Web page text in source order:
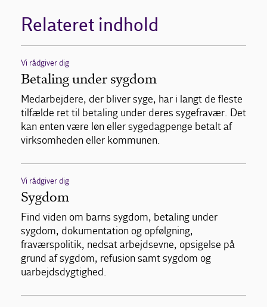
Relateret indhold
Vi rådgiver dig
Betaling under sygdom
Medarbejdere, der bliver syge, har i langt de fleste
tilfælde ret til betaling under deres sygefravær. Det
kan enten være løn eller sygedagpenge betalt af
virksomheden eller kommunen.
Vi rådgiver dig
Sygdom
Find viden om barns sygdom, betaling under
sygdom, dokumentation og opfølgning,
fraværspolitik, nedsat arbejdsevne, opsigelse på
grund af sygdom, refusion samt sygdom og
uarbejdsdygtighed.